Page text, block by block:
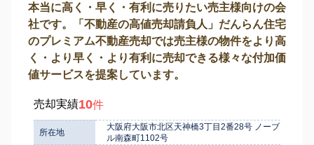
本当に高く・早く・有利に売りたい売主様向けの会
社です。「不動産の高値売却請負人」だんらん住宅
のプレミアム不動産売却では売主様の物件をより高
く・より早く・より有利に売却できる様々な付加価
値サービスを提案しています。
売却実績10件
所在地
大阪府大阪市北区天神橋3丁目2番28号 ノーブ
ル南森町1102号